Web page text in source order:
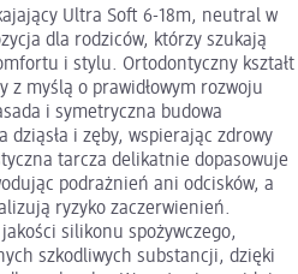
Ultra Soft 6-18m, neutral w
dla rodziców, którzy szukają
i stylu. Ortodontyczny kształt
z myślą o prawidłowym rozwoju
i symetryczna budowa
dziąsła i zęby, wspierając zdrowy
tarcza delikatnie dopasowuje
podrażnień ani odcisków, a
ryzyko zaczerwienień.
silikonu spożywczego,
szkodliwych substancji, dzięki